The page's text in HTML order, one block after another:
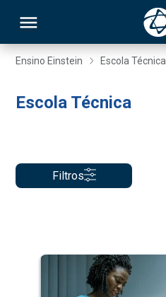
Ensino Einstein Escola Técnica
Escola Técnica
Filtros